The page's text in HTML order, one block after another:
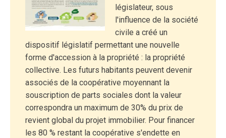
législateur, sous
l'influence de la société
civile a créé un
dispositif législatif permettant une nouvelle
forme d'accession à la propriété : la propriété
collective. Les futurs habitants peuvent devenir
associés de la coopérative moyennant la
souscription de parts sociales dont la valeur
correspondra un maximum de 30% du prix de
revient global du projet immobilier. Pour financer
les 80 % restant la coopérative s'endette en